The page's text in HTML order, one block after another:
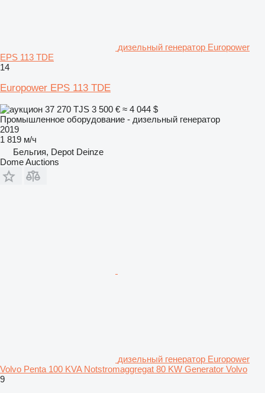
дизельный генератор Europower
EPS 113 TDE
14
Europower EPS 113 TDE
37 270 TJS 3 500 € ≈ 4 044 $
Промышленное оборудование - дизельный генератор
2019
1 819 м/ч
Бельгия, Depot Deinze
Dome Auctions
дизельный генератор Europower
Volvo Penta 100 KVA Notstromaggregat 80 KW Generator Volvo
9